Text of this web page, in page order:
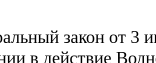
закон от
в действие